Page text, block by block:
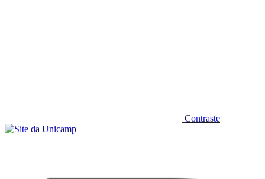
Contraste